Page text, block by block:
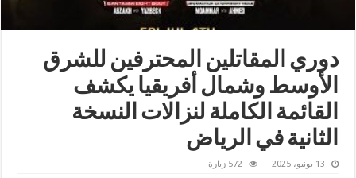
دوري المقاتلين المحترفين للشرق
الأوسط وشمال أفريقيا يكشف
القائمة الكاملة لنزالات النسخة
الثانية في الرياض
13 يونيو، 2025 572 زيارة